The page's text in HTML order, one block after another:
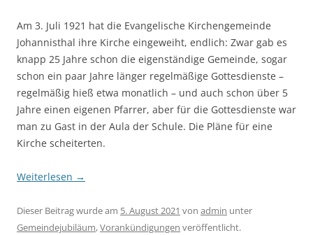
Am 3. Juli 1921 hat die Evangelische Kirchengemeinde
Johannisthal ihre Kirche eingeweiht, endlich: Zwar gab es
knapp 25 Jahre schon die eigenständige Gemeinde, sogar
schon ein paar Jahre länger regelmäßige Gottesdienste –
regelmäßig hieß etwa monatlich – und auch schon über 5
Jahre einen eigenen Pfarrer, aber für die Gottesdienste war
man zu Gast in der Aula der Schule. Die Pläne für eine
Kirche scheiterten.
Weiterlesen →
Dieser Beitrag wurde am 5. August 2021 von admin unter
Gemeindejubiläum,Vorankündigungen veröffentlicht.